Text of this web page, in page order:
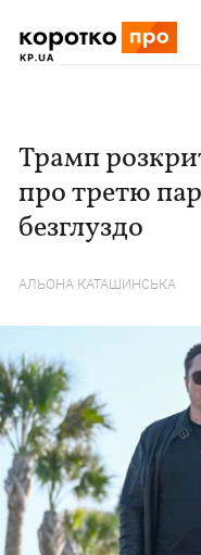
Трамп
про третю
безглуздо
АЛЬОНА КАТАШИНСЬКА